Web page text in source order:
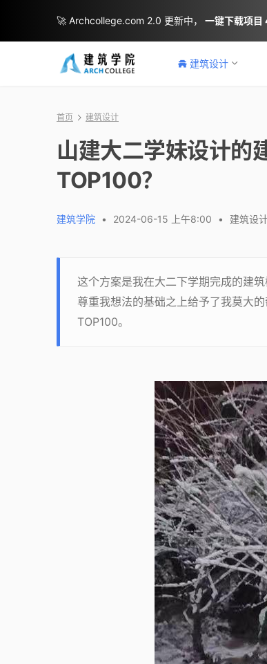
建筑设计
首页 建筑设计
山建大二学妹设计的
TOP100？
建筑学院 • 2024-06-15 上午8:00 • 建筑设
这个方案是我在大二下学期完成的建
尊重我想法的基础之上给予了我莫大
TOP100。
🚀 Archcollege.com 2.0 更新中， 一键下载项目